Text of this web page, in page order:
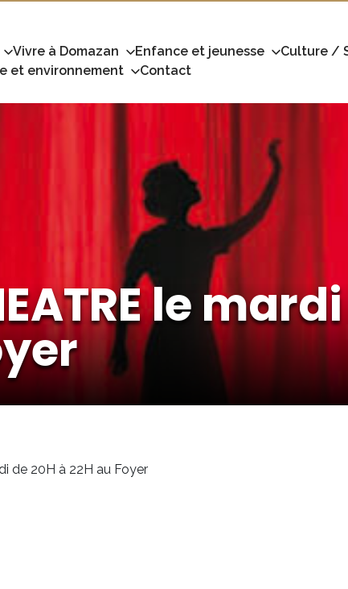
Vivre à Domazan Enfance et jeunesse Culture /
et environnement
Contact
le
de 20H à 22H au Foyer